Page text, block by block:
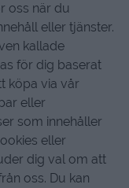
oss när du
eller tjänster.
kallade
för dig baserat
köpa via vår
eller
som innehåller
eller
dig val om att
oss. Du kan